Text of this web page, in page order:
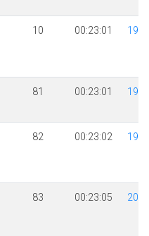
10 00:23:01 1994
81 00:23:01 1992
82 00:23:02 1986
83 00:23:05 2011